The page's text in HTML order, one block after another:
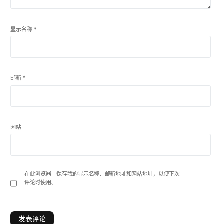
显示名称 *
邮箱 *
网站
在此浏览器中保存我的显示名称、邮箱地址和网站地址，以便下次
评论时使用。